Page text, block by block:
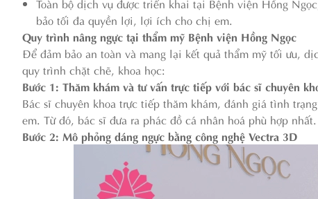
bảo tối đa quyền lợi, lợi ích cho chị em.
Quy trình nâng ngực tại thẩm mỹ Bệnh viện Hồng Ngọc
Để đảm bảo an toàn và mang lại kết quả thẩm mỹ tối ưu,
quy trình chặt chẽ, khoa học:
Bước 1: Thăm khám và tư vấn trực tiếp với bác sĩ chuyên
Bác sĩ chuyên khoa trực tiếp thăm khám, đánh giá tình
em. Từ đó, bác sĩ đưa ra phác đồ cá nhân hoá phù hợp nhất.
Bước 2: Mô phỏng dáng ngực bằng công nghệ Vectra 3D